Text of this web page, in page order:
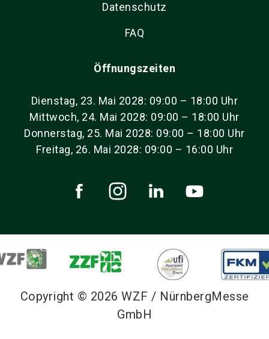
Datenschutz
FAQ
Öffnungszeiten
Dienstag, 23. Mai 2028: 09:00 – 18:00 Uhr
Mittwoch, 24. Mai 2028: 09:00 – 18:00 Uhr
Donnerstag, 25. Mai 2028: 09:00 – 18:00 Uhr
Freitag, 26. Mai 2028: 09:00 – 16:00 Uhr
Copyright © 2026 WZF / NürnbergMesse
GmbH